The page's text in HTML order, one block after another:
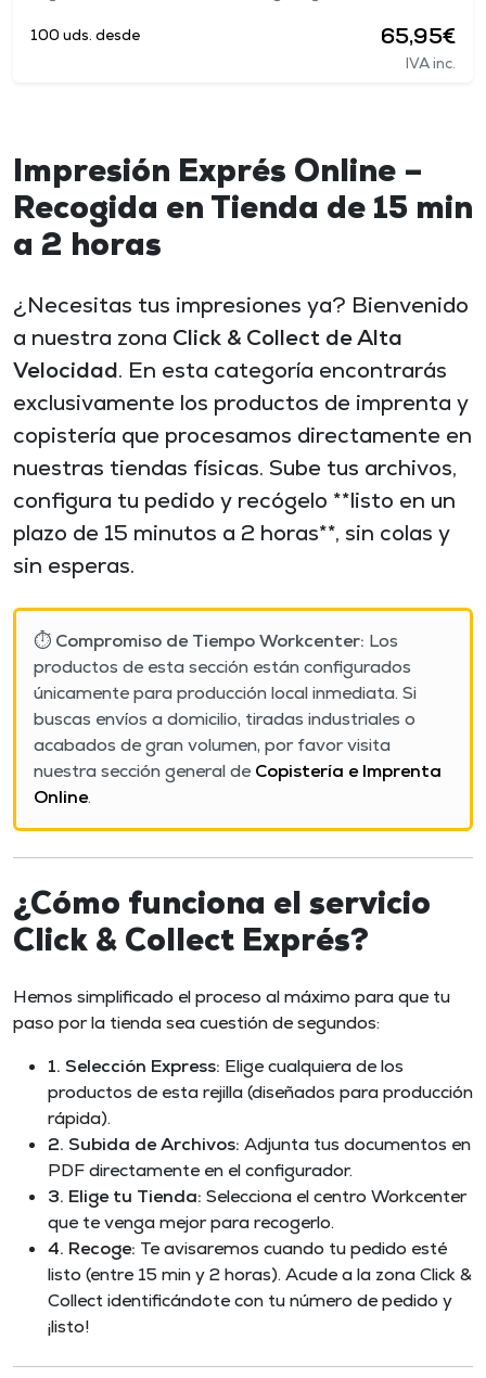
100 uds. desde 65,95€
IVA inc.
Impresión Exprés Online –
Recogida en Tienda de 15 min
a 2 horas
¿Necesitas tus impresiones ya? Bienvenido
a nuestra zona Click & Collect de Alta
Velocidad. En esta categoría encontrarás
exclusivamente los productos de imprenta y
copistería que procesamos directamente en
nuestras tiendas físicas. Sube tus archivos,
configura tu pedido y recógelo **listo en un
plazo de 15 minutos a 2 horas**, sin colas y
sin esperas.
⏱️ Compromiso de Tiempo Workcenter: Los
productos de esta sección están configurados
únicamente para producción local inmediata. Si
buscas envíos a domicilio, tiradas industriales o
acabados de gran volumen, por favor visita
nuestra sección general de Copistería e Imprenta
Online.
¿Cómo funciona el servicio
Click & Collect Exprés?
Hemos simplificado el proceso al máximo para que tu
paso por la tienda sea cuestión de segundos:
1. Selección Express: Elige cualquiera de los
productos de esta rejilla (diseñados para producción
rápida).
2. Subida de Archivos: Adjunta tus documentos en
PDF directamente en el configurador.
3. Elige tu Tienda: Selecciona el centro Workcenter
que te venga mejor para recogerlo.
4. Recoge: Te avisaremos cuando tu pedido esté
listo (entre 15 min y 2 horas). Acude a la zona Click &
Collect identificándote con tu número de pedido y
¡listo!